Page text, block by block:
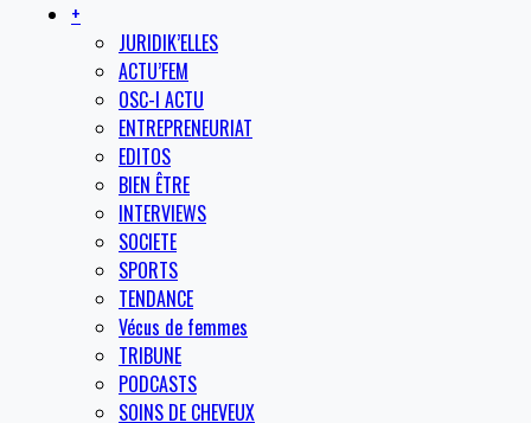
+
JURIDIK’ELLES
ACTU’FEM
OSC-I ACTU
ENTREPRENEURIAT
EDITOS
BIEN ÊTRE
INTERVIEWS
SOCIETE
SPORTS
TENDANCE
Vécus de femmes
TRIBUNE
PODCASTS
SOINS DE CHEVEUX